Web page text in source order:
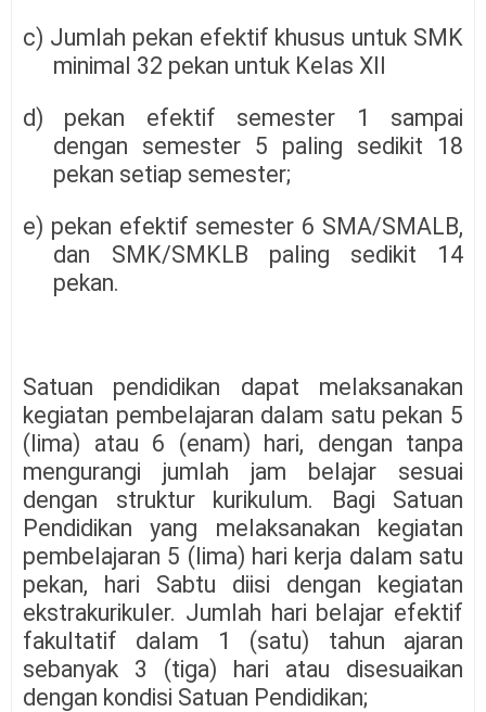
c) Jumlah pekan efektif khusus untuk SMK
minimal 32 pekan untuk Kelas XII
d) pekan efektif semester 1 sampai
dengan semester 5 paling sedikit 18
pekan setiap semester;
e) pekan efektif semester 6 SMA/SMALB,
dan SMK/SMKLB paling sedikit 14
pekan.
Satuan pendidikan dapat melaksanakan
kegiatan pembelajaran dalam satu pekan 5
(lima) atau 6 (enam) hari, dengan tanpa
mengurangi jumlah jam belajar sesuai
dengan struktur kurikulum. Bagi Satuan
Pendidikan yang melaksanakan kegiatan
pembelajaran 5 (lima) hari kerja dalam satu
pekan, hari Sabtu diisi dengan kegiatan
ekstrakurikuler. Jumlah hari belajar efektif
fakultatif dalam 1 (satu) tahun ajaran
sebanyak 3 (tiga) hari atau disesuaikan
dengan kondisi Satuan Pendidikan;